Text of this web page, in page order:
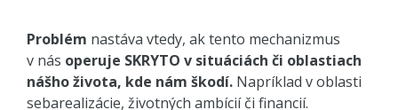
Problém nastáva vtedy, ak tento mechanizmus
v nás operuje SKRYTO v situáciách či oblastiach
nášho života, kde nám škodí. Napríklad v oblasti
sebarealizácie, životných ambícií či financií.